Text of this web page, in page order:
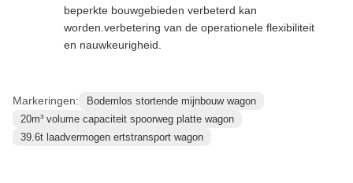
beperkte bouwgebieden verbeterd kan
worden.verbetering van de operationele flexibiliteit
en nauwkeurigheid.
Markeringen:
Bodemlos stortende mijnbouw wagon
20m³ volume capaciteit spoorweg platte wagon
39.6t laadvermogen ertstransport wagon